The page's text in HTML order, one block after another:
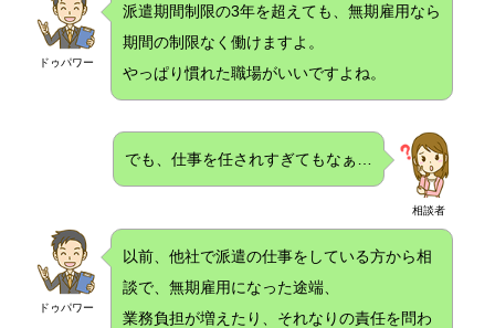
ドゥパワー
派遣期間制限の3年を超えても、無期雇用なら
期間の制限なく働けますよ。
やっぱり慣れた職場がいいですよね。
相談者
でも、仕事を任されすぎてもなぁ…
ドゥパワー
以前、他社で派遣の仕事をしている方から相
談で、無期雇用になった途端、
業務負担が増えたり、それなりの責任を問わ